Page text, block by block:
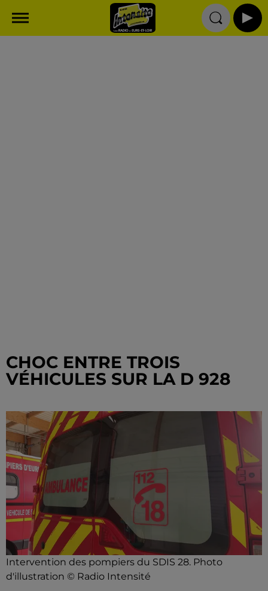
CHOC ENTRE TROIS
VÉHICULES SUR LA D 928
Intervention des pompiers du SDIS 28. Photo
d'illustration © Radio Intensité